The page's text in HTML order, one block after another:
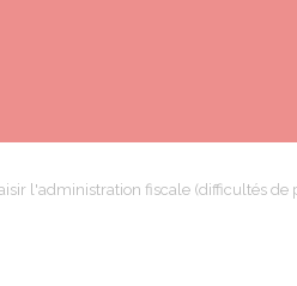
l'administration fiscale (difficultés de